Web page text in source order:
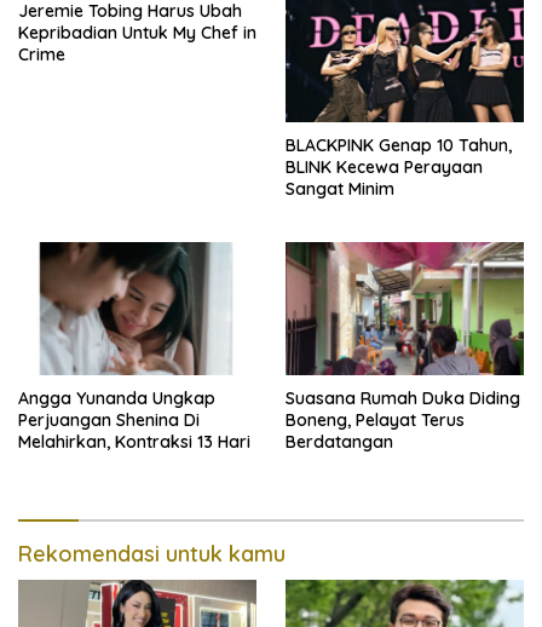
Jeremie Tobing Harus Ubah
Kepribadian Untuk My Chef in
Crime
BLACKPINK Genap 10 Tahun,
BLINK Kecewa Perayaan
Sangat Minim
Angga Yunanda Ungkap
Perjuangan Shenina Di
Melahirkan, Kontraksi 13 Hari
Suasana Rumah Duka Diding
Boneng, Pelayat Terus
Berdatangan
Rekomendasi untuk kamu